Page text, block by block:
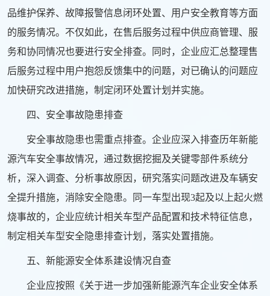
品维护保养、故障报警信息闭环处置、用户安全教育等方面
的服务情况。不仅如此，在售后服务过程中供应商管理、服
务和协同情况也要进行安全排查。同时，企业应汇总整理售
后服务过程中用户抱怨反馈集中的问题，对已确认的问题应
加快研究改进措施，制定闭环处置计划并实施。
四、安全事故隐患排查
安全事故隐患也需重点排查。企业应深入排查历年新能
源汽车安全事故情况，通过数据挖掘及关键零部件系统分
析，深入调查、分析事故原因，研究落实问题改进及车辆安
全提升措施，消除安全隐患。同一车型出现3起及以上起火燃
烧事故的，企业应统计相关车型产品配置和技术特征信息，
制定相关车型安全隐患排查计划，落实处置措施。
五、新能源安全体系建设情况自查
企业应按照《关于进一步加强新能源汽车企业安全体系